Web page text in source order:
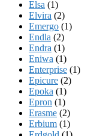
Elsa (1)
Elvira (2)
Emergo (1)
Endla (2)
Endra (1)
Eniwa (1)
Enterprise (1)
Epicure (2)
Epoka (1)
Epron (1)
Erasme (2)
Erbium (1)